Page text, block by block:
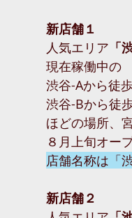
新店舗１
人気エリア 「
現在稼働中の
渋谷-Aから徒
渋谷-Bから徒
ほどの場所、
８月上旬オー
店舗名称は「
新店舗２